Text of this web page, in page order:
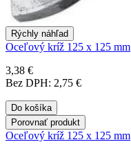
Rýchly náhľad
Oceľový kríž 125 x 125 mm
3,38 €
Bez DPH: 2,75 €
Do košíka
Porovnať produkt
Oceľový kríž 125 x 125 mm